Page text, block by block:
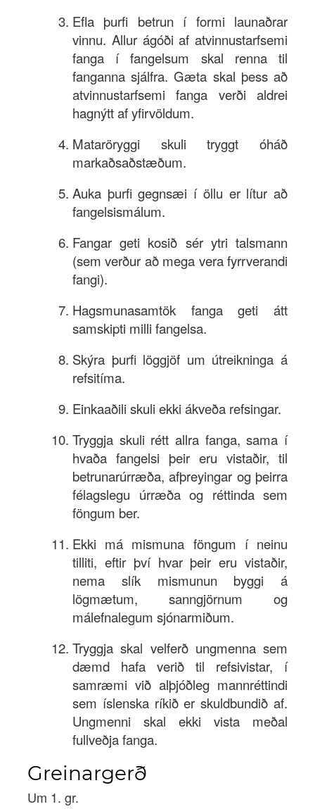
Efla þurfi betrun í formi launaðrar
vinnu. Allur ágóði af atvinnustarfsemi
fanga í fangelsum skal renna til
fanganna sjálfra. Gæta skal þess að
atvinnustarfsemi fanga verði aldrei
hagnýtt af yfirvöldum.
Mataröryggi skuli tryggt óháð
markaðsaðstæðum.
Auka þurfi gegnsæi í öllu er lítur að
fangelsismálum.
Fangar geti kosið sér ytri talsmann
(sem verður að mega vera fyrrverandi
fangi).
Hagsmunasamtök fanga geti átt
samskipti milli fangelsa.
Skýra þurfi löggjöf um útreikninga á
refsitíma.
Einkaaðili skuli ekki ákveða refsingar.
Tryggja skuli rétt allra fanga, sama í
hvaða fangelsi þeir eru vistaðir, til
betrunarúrræða, afþreyingar og þeirra
félagslegu úrræða og réttinda sem
föngum ber.
Ekki má mismuna föngum í neinu
tilliti, eftir því hvar þeir eru vistaðir,
nema slík mismunun byggi á
lögmætum, sanngjörnum og
málefnalegum sjónarmiðum.
Tryggja skal velferð ungmenna sem
dæmd hafa verið til refsivistar, í
samræmi við alþjóðleg mannréttindi
sem íslenska ríkið er skuldbundið af.
Ungmenni skal ekki vista meðal
fullveðja fanga.
Greinargerð
Um 1. gr.